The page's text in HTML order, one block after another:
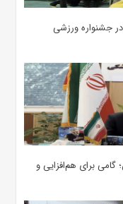
در جشنواره ورزشی
گامی برای هم‌افزایی و